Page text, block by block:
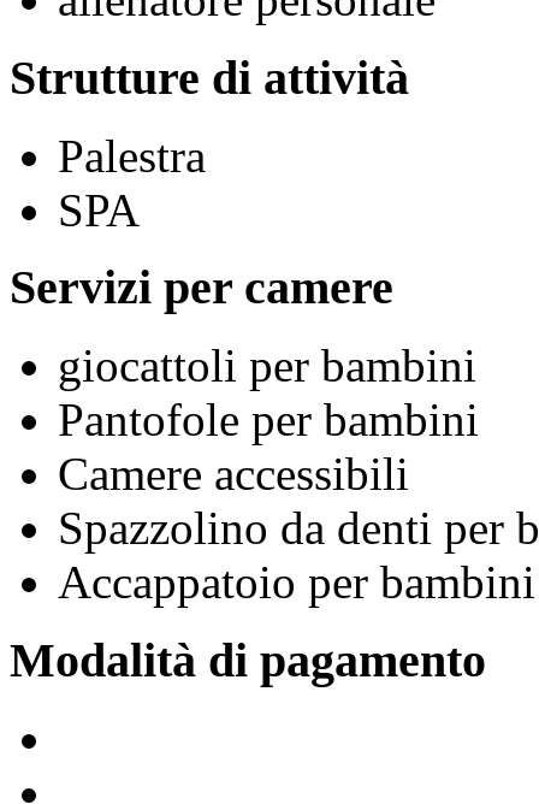
Strutture di attività
Palestra
SPA
Servizi per camere
giocattoli per bambini
Pantofole per bambini
Camere accessibili
Spazzolino da denti per
Accappatoio per bambini
Modalità di pagamento